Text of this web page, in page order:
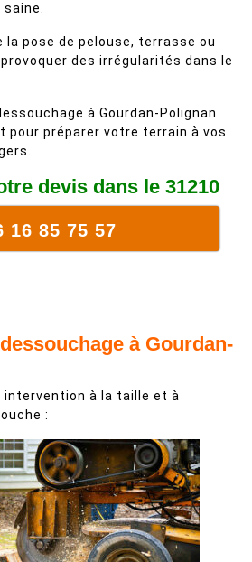
la pose de pelouse, terrasse ou
des irrégularités dans le
à Gourdan-Polignan
pour préparer votre terrain à vos
devis dans le 31210
16 85 75 57
à Gourdan-
intervention à la taille et à
: